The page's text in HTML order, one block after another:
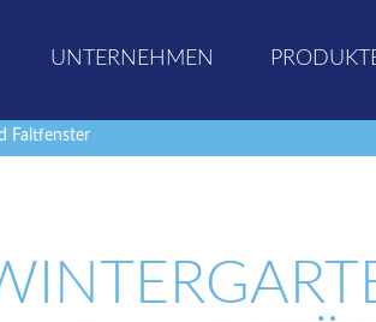
UNTERNEHMEN
Faltfenster